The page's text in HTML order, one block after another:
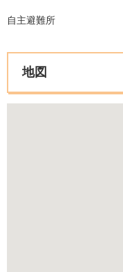
自主避難所
地図